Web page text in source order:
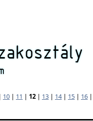
10 | 11 | 12 | 13 | 14| 15 | 16 |